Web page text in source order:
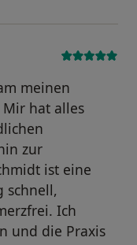
meinen
Mir hat alles
zur
ist eine
schnell,
Ich
und die Praxis